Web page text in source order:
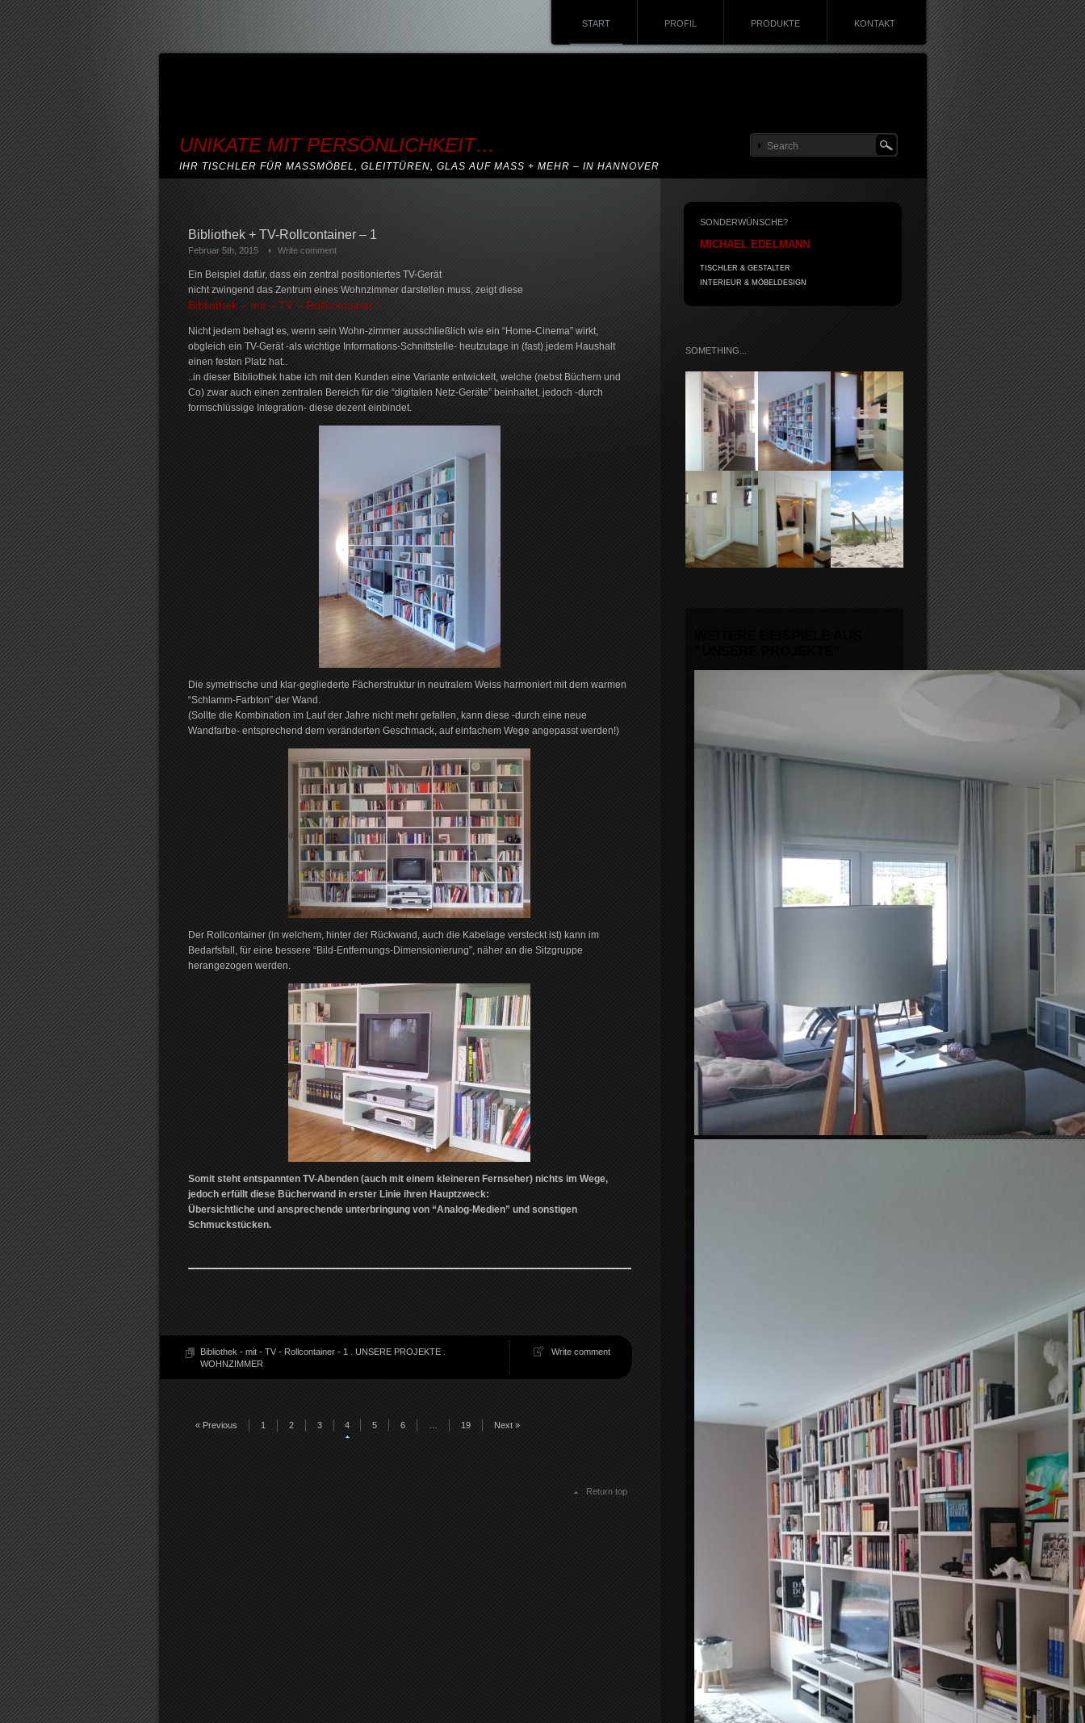
START PROFIL PRODUKTE KONTAKT
UNIKATE MIT PERSÖNLICHKEIT…
IHR TISCHLER FÜR MASSMÖBEL, GLEITTÜREN, GLAS AUF MASS + MEHR – IN HANNOVER
Bibliothek + TV-Rollcontainer – 1
Februar 5th, 2015 Write comment
Ein Beispiel dafür, dass ein zentral positioniertes TV-Gerät
nicht zwingend das Zentrum eines Wohnzimmer darstellen muss, zeigt diese
Bibliothek – mit – TV – Rollcontainer !
Nicht jedem behagt es, wenn sein Wohn-zimmer ausschließlich wie ein “Home-Cinema” wirkt,
obgleich ein TV-Gerät -als wichtige Informations-Schnittstelle- heutzutage in (fast) jedem Haushalt
einen festen Platz hat..
..in dieser Bibliothek habe ich mit den Kunden eine Variante entwickelt, welche (nebst Büchern und
Co) zwar auch einen zentralen Bereich für die “digitalen Netz-Geräte” beinhaltet, jedoch -durch
formschlüssige Integration- diese dezent einbindet.
Die symetrische und klar-gegliederte Fächerstruktur in neutralem Weiss harmoniert mit dem warmen
“Schlamm-Farbton” der Wand.
(Sollte die Kombination im Lauf der Jahre nicht mehr gefallen, kann diese -durch eine neue
Wandfarbe- entsprechend dem veränderten Geschmack, auf einfachem Wege angepasst werden!)
Der Rollcontainer (in welchem, hinter der Rückwand, auch die Kabelage versteckt ist) kann im
Bedarfsfall, für eine bessere “Bild-Entfernungs-Dimensionierung”, näher an die Sitzgruppe
herangezogen werden.
Somit steht entspannten TV-Abenden (auch mit einem kleineren Fernseher) nichts im Wege,
jedoch erfüllt diese Bücherwand in erster Linie ihren Hauptzweck:
Übersichtliche und ansprechende unterbringung von “Analog-Medien” und sonstigen
Schmuckstücken.
Bibliothek - mit - TV - Rollcontainer - 1 UNSERE PROJEKTE.
WOHNZIMMER
Write comment
« Previous 1 2 3 4 5 6 19 Next »
Return top
SONDERWÜNSCHE?
MICHAEL EDELMANN
TISCHLER & GESTALTER
INTERIEUR & MÖBELDESIGN
SOMETHING...